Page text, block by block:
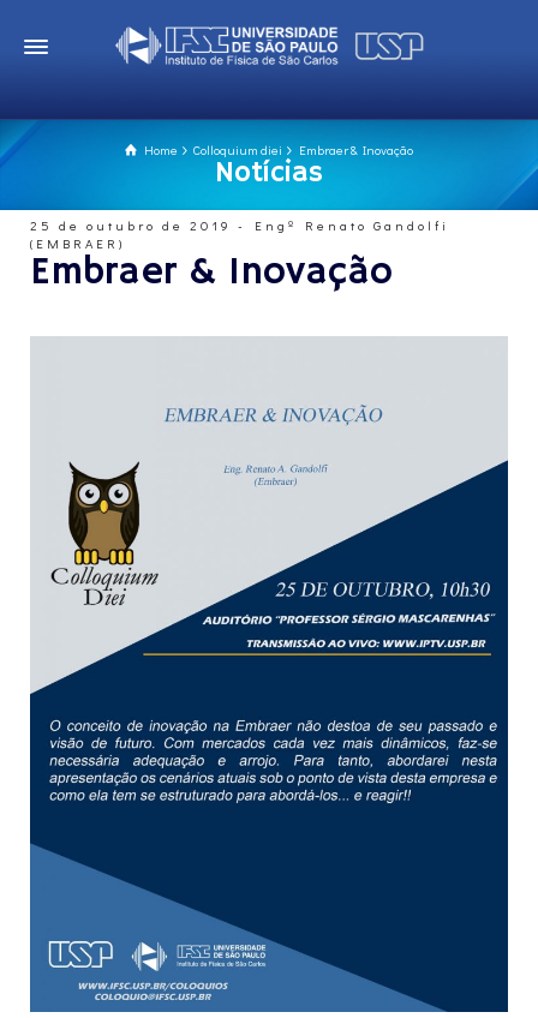
Home Colloquium diei Embraer & Inovação
Notícias
25 de outubro de 2019 - Engº Renato Gandolfi
(EMBRAER)
Embraer & Inovação